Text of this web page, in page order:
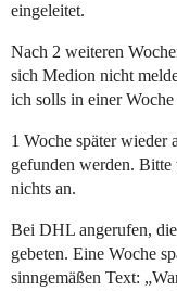
eingeleitet.
Nach 2 weiteren
sich Medion nicht
ich solls in einer
1 Woche später wieder
gefunden werden.
nichts an.
Bei DHL angerufen,
gebeten. Eine Woche
sinngemäßen Text: